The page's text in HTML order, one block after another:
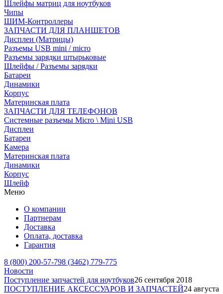
Шлейфы матриц для ноутбуков
Чипы
ШИМ-Контроллеры
ЗАПЧАСТИ ДЛЯ ПЛАНШЕТОВ
Дисплеи (Матрицы)
Разъемы USB mini / micro
Разъемы зарядки штырьковые
Шлейфы / Разъемы зарядки
Батареи
Динамики
Корпус
Материнская плата
ЗАПЧАСТИ ДЛЯ ТЕЛЕФОНОВ
Системные разъемы Micro \ Mini USB
Дисплеи
Батареи
Камера
Материнская плата
Динамики
Корпус
Шлейф
Меню
О компании
Партнерам
Доставка
Оплата, доставка
Гарантия
8 (800) 200-57-798 (3462) 779-775
Новости
Поступление запчастей для ноутбуков26 сентября 2018
ПОСТУПЛЕНИЕ АКСЕССУАРОВ И ЗАПЧАСТЕЙ24 августа